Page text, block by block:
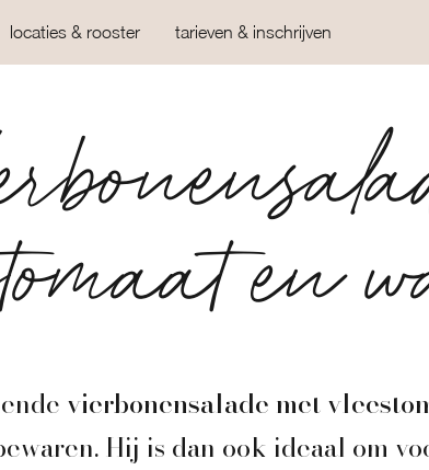
locaties & rooster tarieven & inschrijven
en
vierbonensalade met
Hij is dan ook ideaal om